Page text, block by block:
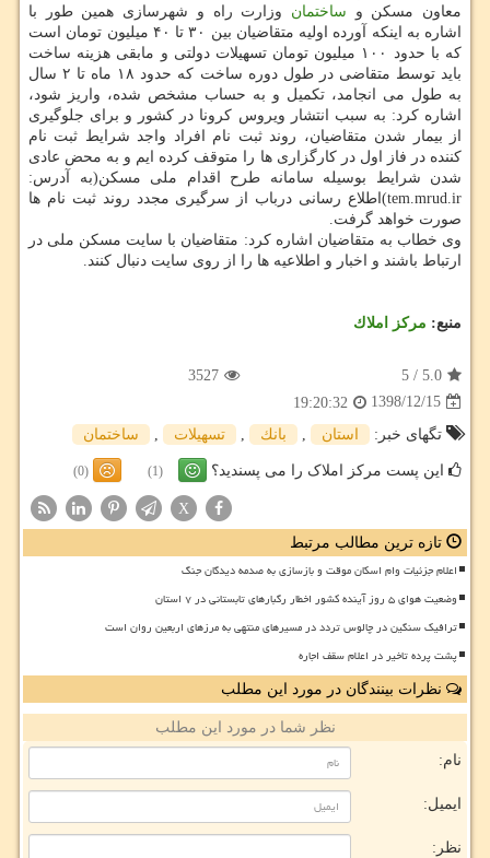
معاون مسكن و ساختمان وزارت راه و شهرسازی همین طور با
اشاره به اینكه آورده اولیه متقاضیان بین ۳۰ تا ۴۰ میلیون تومان است
كه با حدود ۱۰۰ میلیون تومان تسهیلات دولتی و مابقی هزینه ساخت
باید توسط متقاضی در طول دوره ساخت كه حدود ۱۸ ماه تا ۲ سال
به طول می انجامد، تكمیل و به حساب مشخص شده، واریز شود،
اشاره كرد: به سبب انتشار ویروس كرونا در كشور و برای جلوگیری
از بیمار شدن متقاضیان، روند ثبت نام افراد واجد شرایط ثبت نام
كننده در فاز اول در كارگزاری ها را متوقف كرده ایم و به محض عادی
شدن شرایط بوسیله سامانه طرح اقدام ملی مسكن(به آدرس:
tem.mrud.ir)اطلاع رسانی درباب از سرگیری مجدد روند ثبت نام ها
صورت خواهد گرفت.
وی خطاب به متقاضیان اشاره كرد: متقاضیان با سایت مسكن ملی در
ارتباط باشند و اخبار و اطلاعیه ها را از روی سایت دنبال كنند.
منبع: مركز املاك
5.0
/
5
3527
1398/12/15
19:20:32
تگهای خبر:
استان , بانك , تسهیلات , ساختمان
این پست مرکز املاک را می پسندید؟ (1)
(0)
X
تازه ترین مطالب مرتبط
اعلام جزئیات وام اسکان موقت و بازسازی به صدمه دیدگان جنگ
وضعیت هوای ۵ روز آینده کشور اخطار رگبارهای تابستانی در ۷ استان
ترافیک سنگین در چالوس تردد در مسیرهای منتهی به مرزهای اربعین روان است
پشت پرده تاخیر در اعلام سقف اجاره
نظرات بینندگان در مورد این مطلب
نظر شما در مورد این مطلب
نام:
ایمیل:
نظر: